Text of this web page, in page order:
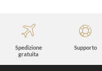
Spedizione
gratuita
Supporto